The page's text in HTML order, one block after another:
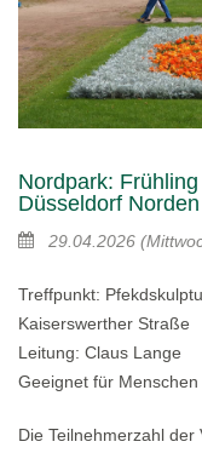
Nordpark:
Düsseldorf Norden
29.04.2026
Treffpunkt:
Kaiserswerther Straße
Leitung: Claus Lange
Geeignet für
Die Teilnehmerzahl